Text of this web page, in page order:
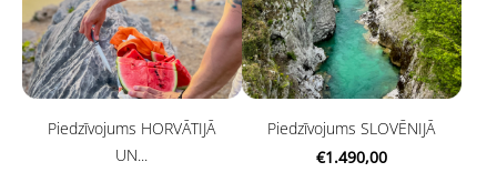
Piedzīvojums HORVĀTIJĀ
UN...
Piedzīvojums SLOVĒNIJĀ
€1.490,00